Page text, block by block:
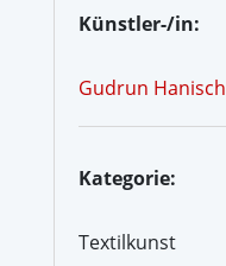
Künstler-/in:
Gudrun Hanisch
Kategorie:
Textilkunst